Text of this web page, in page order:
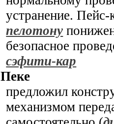
устранение. Пейс-
пелотону
безопасное
сэфити-кар
Пеке
предложил
механизмом